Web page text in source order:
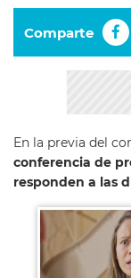
Comparte
En la previa del
conferencia de
responden a las